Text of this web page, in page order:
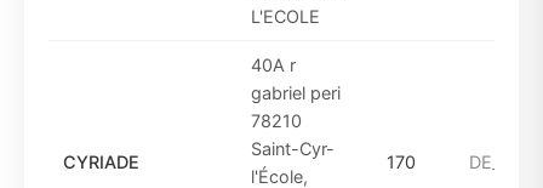
L'ECOLE
CYRIADE
40A r
gabriel peri
78210
Saint-Cyr-
l'École,
170